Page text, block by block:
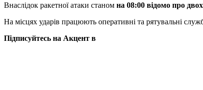
Внаслідок ракетної атаки станом на 08:00 відомо про
На місцях ударів працюють оперативні та рятувальні
Підписуйтесь на Акцент в